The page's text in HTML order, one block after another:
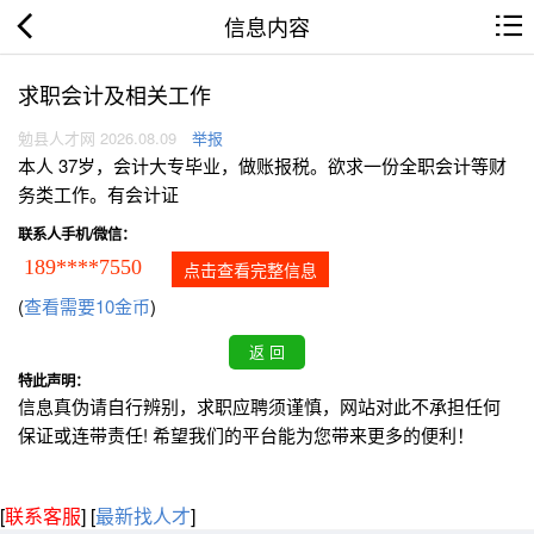
信息内容
求职会计及相关工作
勉县人才网 2026.08.09 举报
本人 37岁，会计大专毕业，做账报税。欲求一份全职会计等财
务类工作。有会计证
联系人手机/微信：
189****7550 点击查看完整信息
(查看需要10金币)
特此声明：
信息真伪请自行辨别，求职应聘须谨慎，网站对此不承担任何
保证或连带责任! 希望我们的平台能为您带来更多的便利！
[联系客服] [最新找人才]